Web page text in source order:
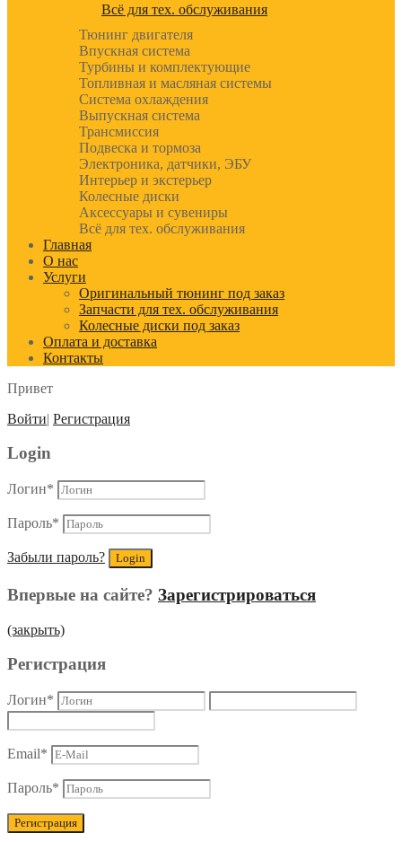
Всё для тех. обслуживания
Тюнинг двигателя
Впускная система
Турбины и комплектующие
Топливная и масляная системы
Система охлаждения
Выпускная система
Трансмиссия
Подвеска и тормоза
Электроника, датчики, ЭБУ
Интерьер и экстерьер
Колесные диски
Аксессуары и сувениры
Всё для тех. обслуживания
Главная
О нас
Услуги
Оригинальный тюнинг под заказ
Запчасти для тех. обслуживания
Колесные диски под заказ
Оплата и доставка
Контакты
Привет
Войти| Регистрация
Login
Логин*
Пароль*
Забыли пароль?
Впервые на сайте? Зарегистрироваться
(закрыть)
Регистрация
Логин*
Email*
Пароль*